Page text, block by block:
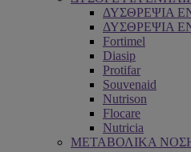
ΔΥΣΘΡΕΨΙΑ
ΔΥΣΘΡΕΨΙΑ
Fortimel
Diasip
Protifar
Souvenaid
Nutrison
Flocare
Nutricia
ΜΕΤΑΒΟΛΙΚΑ